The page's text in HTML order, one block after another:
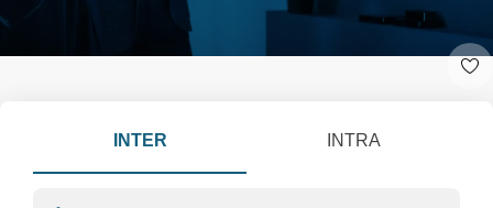
INTER INTRA